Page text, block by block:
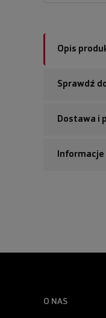
Opis
Sprawdź
Dostawa i
O NAS